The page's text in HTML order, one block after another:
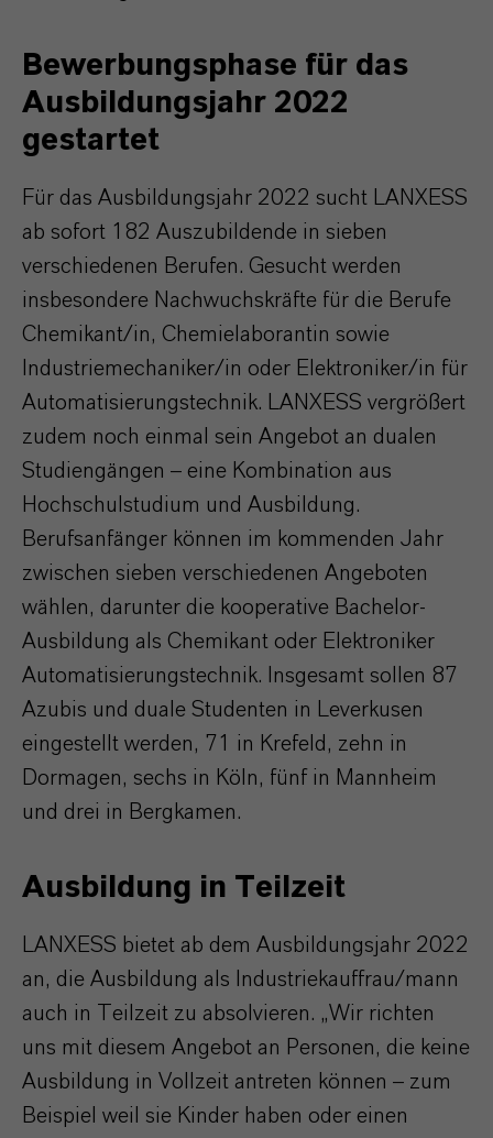
Bewerbungsphase für das
Ausbildungsjahr 2022
gestartet
Für das Ausbildungsjahr 2022 sucht LANXESS
ab sofort 182 Auszubildende in sieben
verschiedenen Berufen. Gesucht werden
insbesondere Nachwuchskräfte für die Berufe
Chemikant/in, Chemielaborantin sowie
Industriemechaniker/in oder Elektroniker/in für
Automatisierungstechnik. LANXESS vergrößert
zudem noch einmal sein Angebot an dualen
Studiengängen – eine Kombination aus
Hochschulstudium und Ausbildung.
Berufsanfänger können im kommenden Jahr
zwischen sieben verschiedenen Angeboten
wählen, darunter die kooperative Bachelor-
Ausbildung als Chemikant oder Elektroniker
Automatisierungstechnik. Insgesamt sollen 87
Azubis und duale Studenten in Leverkusen
eingestellt werden, 71 in Krefeld, zehn in
Dormagen, sechs in Köln, fünf in Mannheim
und drei in Bergkamen.
Ausbildung in Teilzeit
LANXESS bietet ab dem Ausbildungsjahr 2022
an, die Ausbildung als Industriekauffrau/mann
auch in Teilzeit zu absolvieren. „Wir richten
uns mit diesem Angebot an Personen, die keine
Ausbildung in Vollzeit antreten können – zum
Beispiel weil sie Kinder haben oder einen